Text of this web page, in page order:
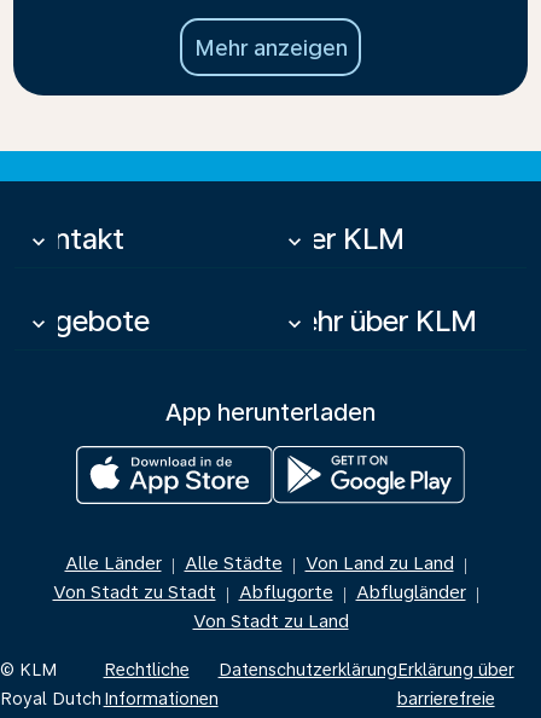
Mehr anzeigen
Kontakt
keyboard_arrow_down Über KLM
keyboard_arrow_down
Angebote
keyboard_arrow_down Mehr über KLM
keyboard_arrow_down
App herunterladen
Alle Länder | Alle Städte | Von Land zu Land |
Von Stadt zu Stadt | Abflugorte | Abflugländer |
Von Stadt zu Land
© KLM
Royal Dutch
Rechtliche
Informationen
DatenschutzerklärungErklärung über
barrierefreie